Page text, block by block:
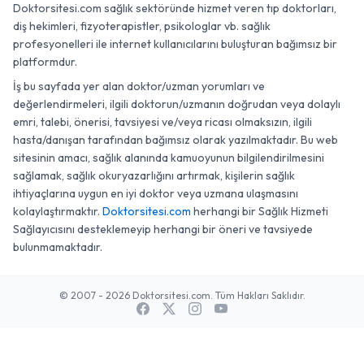
Doktorsitesi.com sağlık sektöründe hizmet veren tıp doktorları,
diş hekimleri, fizyoterapistler, psikologlar vb. sağlık
profesyonelleri ile internet kullanıcılarını buluşturan bağımsız bir
platformdur.
İş bu sayfada yer alan doktor/uzman yorumları ve
değerlendirmeleri, ilgili doktorun/uzmanın doğrudan veya dolaylı
emri, talebi, önerisi, tavsiyesi ve/veya ricası olmaksızın, ilgili
hasta/danışan tarafından bağımsız olarak yazılmaktadır. Bu web
sitesinin amacı, sağlık alanında kamuoyunun bilgilendirilmesini
sağlamak, sağlık okuryazarlığını artırmak, kişilerin sağlık
ihtiyaçlarına uygun en iyi doktor veya uzmana ulaşmasını
kolaylaştırmaktır. Doktorsitesi.com herhangi bir Sağlık Hizmeti
Sağlayıcısını desteklemeyip herhangi bir öneri ve tavsiyede
bulunmamaktadır.
© 2007 - 2026 Doktorsitesi.com. Tüm Hakları Saklıdır.